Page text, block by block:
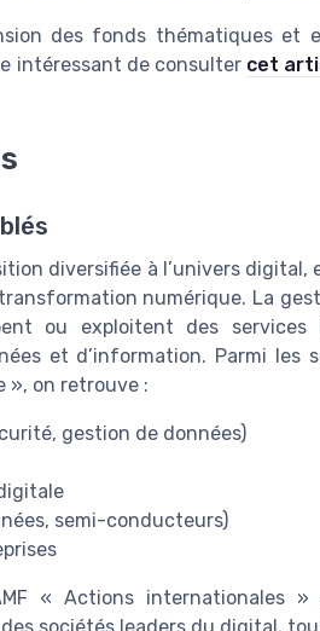
des fonds thématiques et
intéressant de consulter cet
diversifiée à l’univers digital,
numérique. La
ou exploitent des
et d’information. Parmi les
», on retrouve :
gestion de données)
semi-conducteurs)
« Actions internationales